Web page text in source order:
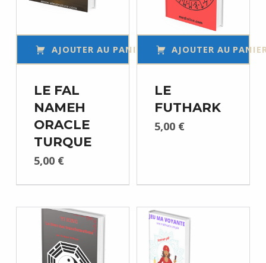
AJOUTER AU PANIER
LE FAL
NAMEH
ORACLE
TURQUE
5,00 €
AJOUTER AU
LE
FUTHARK
5,00 €